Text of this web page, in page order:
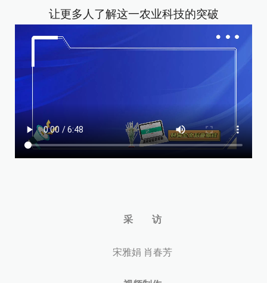
让更多人了解这一农业科技的突破
采 访
宋雅娟 肖春芳